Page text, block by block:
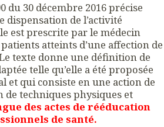
du 30 décembre 2016 précise
dispensation de l’activité
est prescrite par le médecin
atteints d’une affection de
texte donne une définition de
telle qu’elle a été proposée
et qui consiste en une action de
techniques physiques et
des actes de rééducation
de santé.